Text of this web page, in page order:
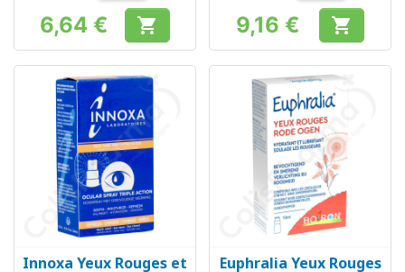
Prix
6,64 €  Prix
9,16 € 
Innoxa Yeux Rouges et
Euphralia Yeux Rouges